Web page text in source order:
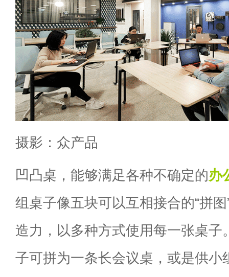
摄影：众产品
凹凸桌，能够满足各种不确定的办
组桌子像五块可以互相接合的“拼
造力，以多种方式使用每一张桌子
子可拼为一条长会议桌，或是供小